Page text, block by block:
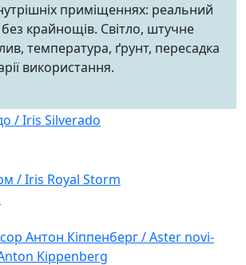
приміщеннях: реальний
без крайнощів. Світло, штучне
температура, ґрунт, пересадка
використання.